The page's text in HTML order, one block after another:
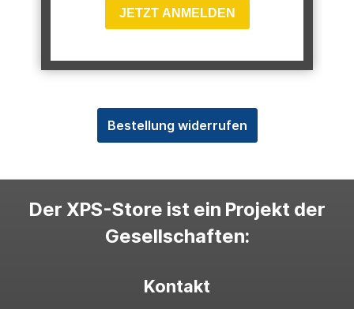
JETZT ANMELDEN
Bestellung widerrufen
Der XPS-Store ist ein Projekt der
Gesellschaften:
Kontakt